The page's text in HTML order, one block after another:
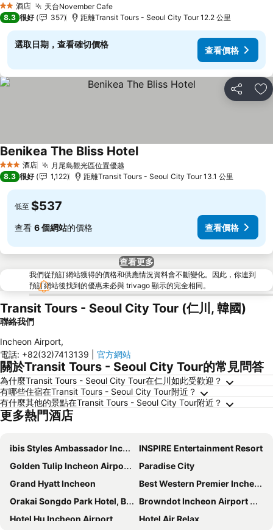
2 星級酒店 天台November Cafe
8.3 很好 357 距離Transit Tours - Seoul City Tour 12.2 公里
選取日期，查看確切價格
查看價格
分享 放
3 星級 酒店 月尾島觀光區位置優越
Benikea The Bliss Hotel
8.3 很好 1,122 距離Transit Tours - Seoul City Tour 13.1 公里
低至 $537
查看 6 個網站的價格 查看價格
查看更多
我們從預訂網站獲得的價格和供應情況資料會不斷變化。因此，你連到
預訂網站後找到的優惠未必與 trivago 顯示的完全相同。
Transit Tours - Seoul City Tour (仁川, 韓國)
聯絡我們
Incheon Airport,
電話: +82(32)7413139 官方網站
關於Transit Tours - Seoul City Tour的常見問答
為什麼Transit Tours - Seoul City Tour在仁川如此受歡迎？
有哪些住宿在Transit Tours - Seoul City Tour附近？
有什麼其他的景點在Transit Tours - Seoul City Tour附近？
更多熱門酒店
ibis Styles Ambassador Incheon Airport
INSPIRE Entertainment Resort
Golden Tulip Incheon Airport Hotel
Paradise City
Grand Hyatt Incheon
Best Western Premier Incheon Airport
Orakai Songdo Park Hotel, BW Premier Collection
Browndot Incheon Airport New City
Hotel Hu Incheon Airport
Hotel Air Relax